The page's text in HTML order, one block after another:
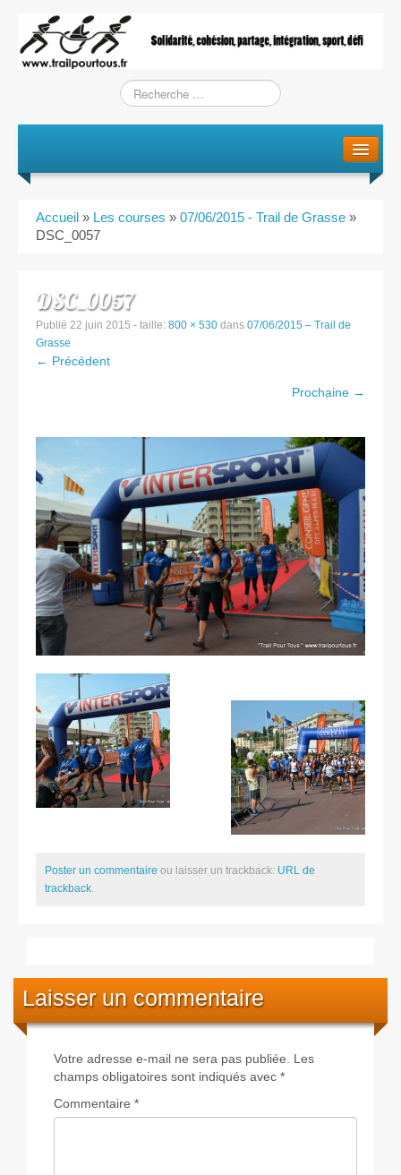
L’Association
Training / Courses
Entraînements
On parle de nous
Partenaires & remerciements
Partenaires
Remerciements
Contact
Accueil » Les courses » 07/06/2015 - Trail de Grasse »
DSC_0057
DSC_0057
Publié 22 juin 2015 - taille: 800 × 530 dans 07/06/2015 – Trail de
Grasse
← Précédent
Prochaine →
Poster un commentaire ou laisser un trackback: URL de
trackback.
Laisser un commentaire
Votre adresse e-mail ne sera pas publiée. Les
champs obligatoires sont indiqués avec *
Commentaire *